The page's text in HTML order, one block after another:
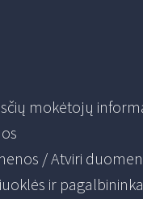
mokėtojų
/ Atviri
ir